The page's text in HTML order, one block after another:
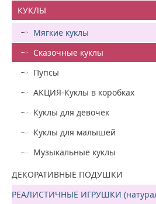
КУКЛЫ
Мягкие куклы
Сказочные куклы
Пупсы
АКЦИЯ-Куклы в коробках
Куклы для девочек
Куклы для малышей
Музыкальные куклы
ДЕКОРАТИВНЫЕ ПОДУШКИ
РЕАЛИСТИЧНЫЕ ИГРУШКИ